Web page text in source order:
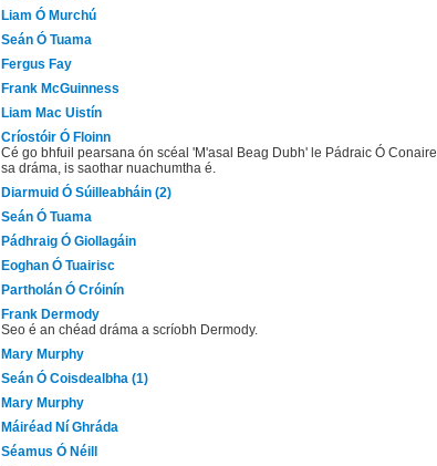
Liam Ó Murchú
Seán Ó Tuama
Fergus Fay
Frank McGuinness
Liam Mac Uistín
Críostóir Ó Floinn
Cé go bhfuil pearsana ón scéal 'M'asal Beag Dubh' le Pádraic Ó Conaire
sa dráma, is saothar nuachumtha é.
Diarmuid Ó Súilleabháin (2)
Seán Ó Tuama
Pádhraig Ó Giollagáin
Eoghan Ó Tuairisc
Partholán Ó Cróinín
Frank Dermody
Seo é an chéad dráma a scríobh Dermody.
Mary Murphy
Seán Ó Coisdealbha (1)
Mary Murphy
Máiréad Ní Ghráda
Séamus Ó Néill